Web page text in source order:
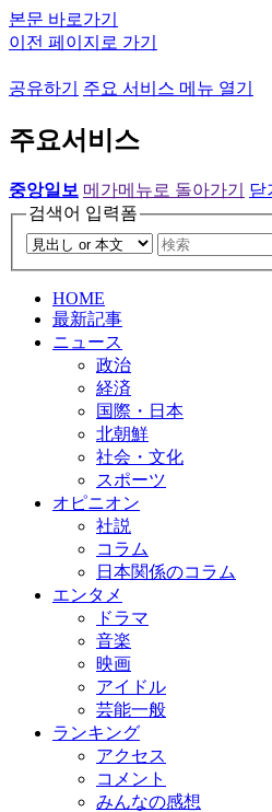
본문 바로가기
이전 페이지로 가기
공유하기 주요 서비스 메뉴 열기
주요서비스
중앙일보 메가메뉴로 돌아가기
닫
검색어 입력폼
HOME
最新記事
ニュース
政治
経済
国際・日本
北朝鮮
社会・文化
スポーツ
オピニオン
社説
コラム
日本関係のコラム
エンタメ
ドラマ
音楽
映画
アイドル
芸能一般
ランキング
アクセス
コメント
みんなの感想